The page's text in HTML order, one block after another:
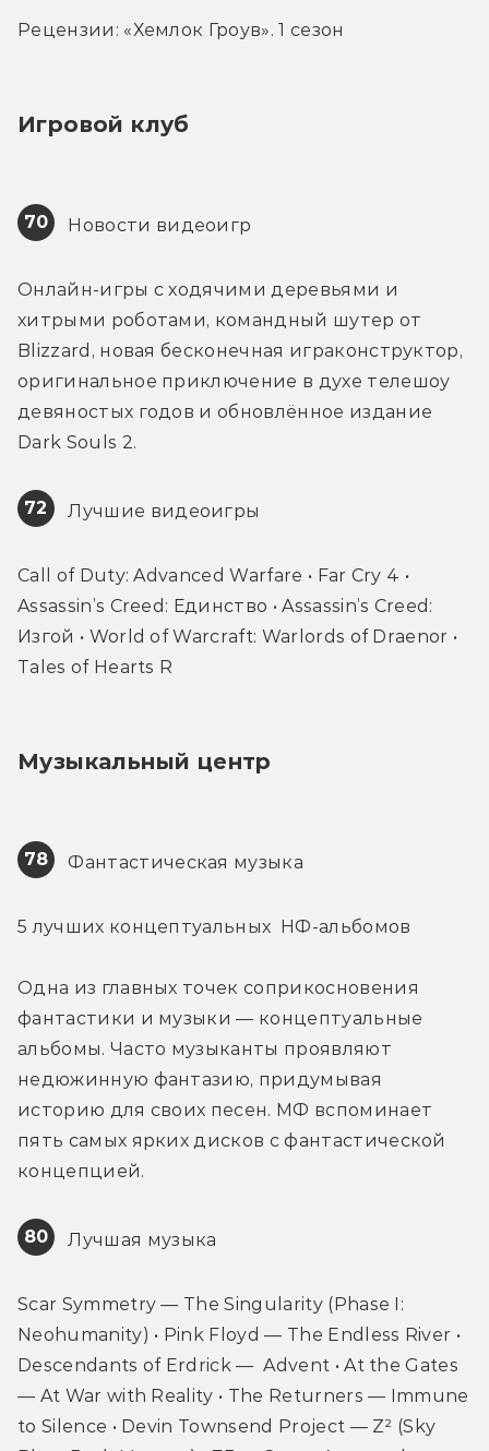
Рецензии: «Хемлок Гроув». 1 сезон
Игровой клуб
70 Новости видеоигр
Онлайн-игры с ходячими деревьями и
хитрыми роботами, командный шутер от
Blizzard, новая бесконечная играконструктор,
оригинальное приключение в духе телешоу
девяностых годов и обновлённое издание
Dark Souls 2.
72 Лучшие видеоигры
Call of Duty: Advanced Warfare • Far Cry 4 •
Assassin’s Creed: Единство • Assassin’s Creed:
Изгой • World of Warcraft: Warlords of Draenor •
Tales of Hearts R
Музыкальный центр
78 Фантастическая музыка
5 лучших концептуальных  НФ-альбомов
Одна из главных точек соприкосновения
фантастики и музыки — концептуальные
альбомы. Часто музыканты проявляют
недюжинную фантазию, придумывая
историю для своих песен. МФ вспоминает
пять самых ярких дисков с фантастической
концепцией.
80 Лучшая музыка
Scar Symmetry — The Singularity (Phase I:
Neohumanity) • Pink Floyd — The Endless River •
Descendants of Erdrick —  Advent • At the Gates
— At War with Reality • The Returners — Immune
to Silence • Devin Townsend Project — Z² (Sky